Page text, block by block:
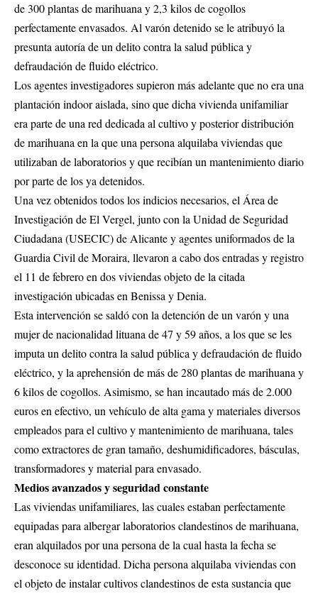
de 300 plantas de marihuana y 2,3 kilos de cogollos
perfectamente envasados. Al varón detenido se le atribuyó la
presunta autoría de un delito contra la salud pública y
defraudación de fluido eléctrico.
Los agentes investigadores supieron más adelante que no era una
plantación indoor aislada, sino que dicha vivienda unifamiliar
era parte de una red dedicada al cultivo y posterior distribución
de marihuana en la que una persona alquilaba viviendas que
utilizaban de laboratorios y que recibían un mantenimiento diario
por parte de los ya detenidos.
Una vez obtenidos todos los indicios necesarios, el Área de
Investigación de El Vergel, junto con la Unidad de Seguridad
Ciudadana (USECIC) de Alicante y agentes uniformados de la
Guardia Civil de Moraira, llevaron a cabo dos entradas y registro
el 11 de febrero en dos viviendas objeto de la citada
investigación ubicadas en Benissa y Denia.
Esta intervención se saldó con la detención de un varón y una
mujer de nacionalidad lituana de 47 y 59 años, a los que se les
imputa un delito contra la salud pública y defraudación de fluido
eléctrico, y la aprehensión de más de 280 plantas de marihuana y
6 kilos de cogollos. Asimismo, se han incautado más de 2.000
euros en efectivo, un vehículo de alta gama y materiales diversos
empleados para el cultivo y mantenimiento de marihuana, tales
como extractores de gran tamaño, deshumidificadores, básculas,
transformadores y material para envasado.
Medios avanzados y seguridad constante
Las viviendas unifamiliares, las cuales estaban perfectamente
equipadas para albergar laboratorios clandestinos de marihuana,
eran alquilados por una persona de la cual hasta la fecha se
desconoce su identidad. Dicha persona alquilaba viviendas con
el objeto de instalar cultivos clandestinos de esta sustancia que